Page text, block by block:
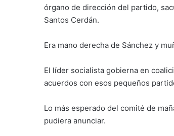
órgano de dirección del partido,
Santos Cerdán.
Era mano derecha de Sánchez y
El líder socialista gobierna en
acuerdos con esos pequeños
Lo más esperado del comité de
pudiera anunciar.